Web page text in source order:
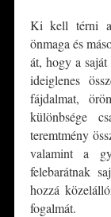
Ki kell térni a
önmaga és
át, hogy a
ideiglenes
fájdalmat,
különbsége
teremtmény
valamint a
felebarátnak
hozzá
fogalmát.